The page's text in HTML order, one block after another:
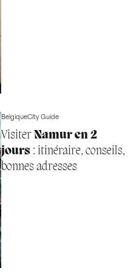
BelgiqueCity Guide
VisiterNamur en 2
jours: itinéraire, conseils,
bonnes adresses